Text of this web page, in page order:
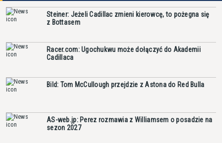
Steiner: Jeżeli Cadillac zmieni kierowcę, to pożegna się
z Bottasem
Racer.com: Ugochukwu może dołączyć do Akademii
Cadillaca
Bild: Tom McCullough przejdzie z Astona do Red Bulla
AS-web.jp: Perez rozmawia z Williamsem o posadzie na
sezon 2027